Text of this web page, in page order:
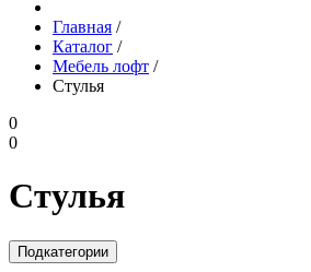
Главная /
Каталог /
Мебель лофт /
Стулья
0
0
Стулья
Подкатегории